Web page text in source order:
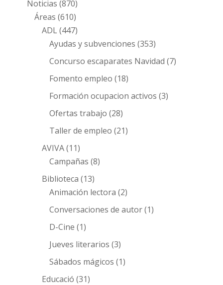
Noticias (870)
Áreas (610)
ADL(447)
Ayudas y subvenciones (353)
Concurso escaparates Navidad (7)
Fomento empleo (18)
Formación ocupacion activos (3)
Ofertas trabajo (28)
Taller de empleo (21)
AVIVA(11)
Campañas (8)
Biblioteca (13)
Animación lectora (2)
Conversaciones de autor(1)
D-Cine (1)
Jueves literarios (3)
Sábados mágicos (1)
Educació (31)